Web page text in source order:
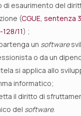
di esaurimento del
(CGUE, sentenza
11) ;
un software
o da un
si applica allo
informatico;
il diritto di
del software.